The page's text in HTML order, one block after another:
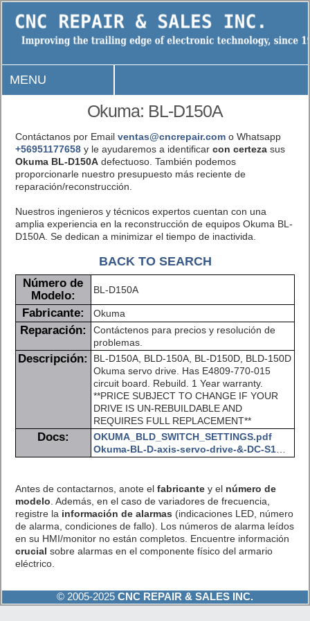
MENU
Okuma: BL-D150A
Contáctanos por Email ventas@cncrepair.como Whatsapp
+56951177658y le ayudaremos a identificar con certezasus
Okuma BL-D150Adefectuoso. También podemos
proporcionarle nuestro presupuesto más reciente de
reparación/reconstrucción.
Nuestros ingenieros y técnicos expertos cuentan con una
amplia experiencia en la reconstrucción de equipos Okuma BL-
D150A. Se dedican a minimizar el tiempo de inactivida.
BACK TO SEARCH
Número de
Modelo:
BL-D150A
Fabricante: Okuma
Reparación:
Contáctenos para precios y resolución de
problemas.
Descripción:
BL-D150A, BLD-150A, BL-D150D, BLD-150D
Okuma servo drive. Has E4809-770-015
circuit board. Rebuild. 1 Year warranty.
**PRICE SUBJECT TO CHANGE IF YOUR
DRIVE IS UN-REBUILDABLE AND
REQUIRES FULL REPLACEMENT**
Docs:
OKUMA_BLD_SWITCH_SETTINGS.pdf
Okuma-BL-D-axis-servo-drive-&-DC-S1A-axis-power-supply-troubleshooting.pdf
Antes de contactarnos, anote el fabricantey el número de
modelo . Además, en el caso de variadores de frecuencia,
registre la información de alarmas (indicaciones LED, número
de alarma, condiciones de fallo). Los números de alarma leídos
en su HMI/monitor no están completos. Encuentre información
crucial sobre alarmas en el componente físico del armario
eléctrico.
© 2005-2025 CNC REPAIR & SALES INC.